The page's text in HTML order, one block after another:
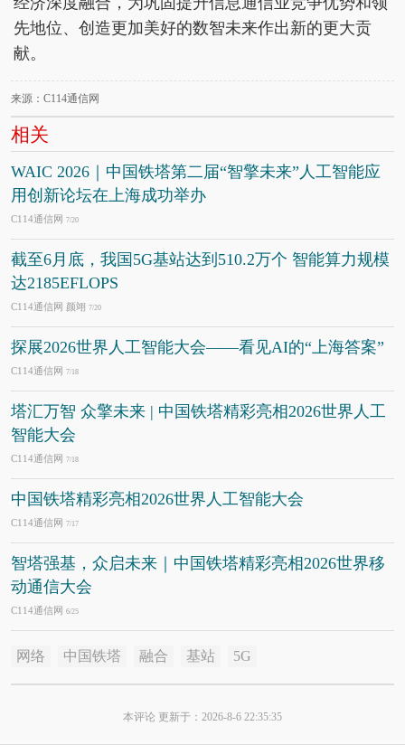
先地位、创造更加美好的数智未来作出新的更大贡
献。
来源：C114通信网
相关
WAIC 2026｜中国铁塔第二届“智擎未来”人工智能应
用创新论坛在上海成功举办
C114通信网 7/20
截至6月底，我国5G基站达到510.2万个 智能算力规模
达2185EFLOPS
C114通信网 颜翊 7/20
探展2026世界人工智能大会——看见AI的“上海答案”
C114通信网 7/18
塔汇万智 众擎未来 | 中国铁塔精彩亮相2026世界人工
智能大会
C114通信网 7/18
中国铁塔精彩亮相2026世界人工智能大会
C114通信网 7/17
智塔强基，众启未来｜中国铁塔精彩亮相2026世界移
动通信大会
C114通信网 6/25
网络 中国铁塔 融合 基站 5G
本评论 更新于：2026-8-6 22:35:35